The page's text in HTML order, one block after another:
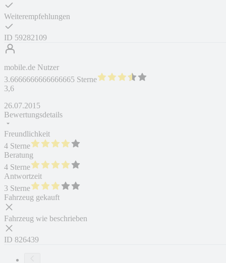
Weiterempfehlungen
ID 59282109
mobile.de Nutzer
3.6666666666666665 Sterne
3,6
26.07.2015
Bewertungsdetails
Freundlichkeit
4 Sterne
Beratung
4 Sterne
Antwortzeit
3 Sterne
Fahrzeug gekauft
Fahrzeug wie beschrieben
ID 826439